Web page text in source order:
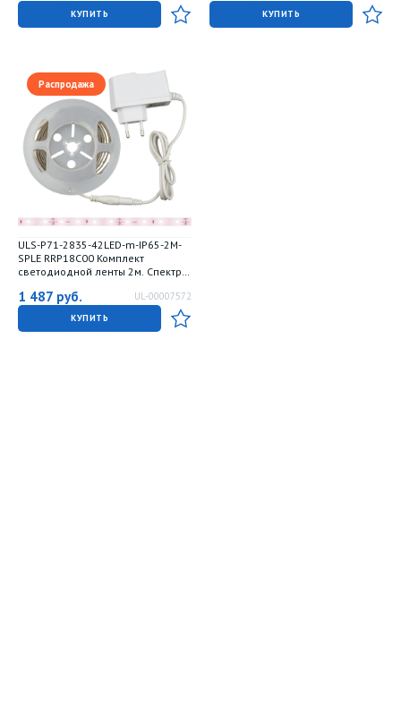
КУПИТЬ КУПИТЬ
Распродажа
ULS-P71-2835-42LED-m-IP65-2M-
SPLE RRP18C00 Комплект
светодиодной ленты 2м. Спектр
Блистер. TM Uniel
1 487 руб. UL-00007572
КУПИТЬ